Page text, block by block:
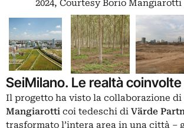
2024, Courtesy Borio Mangiarotti
SeiMilano. Le realtà coinvolte
Il progetto ha visto la collaborazione di
Mangiarotti coi tedeschi di Värde
trasformato l’intera area in una città –